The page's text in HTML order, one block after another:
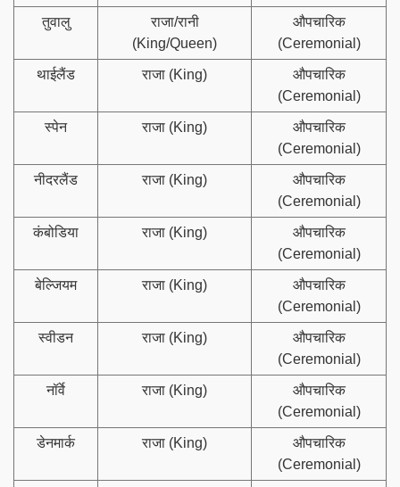
तुवालु
राजा/रानी
(King/Queen)
औपचारिक
(Ceremonial)
थाईलैंड राजा (King)
औपचारिक
(Ceremonial)
स्पेन राजा (King)
औपचारिक
(Ceremonial)
नीदरलैंड राजा (King)
औपचारिक
(Ceremonial)
कंबोडिया राजा (King)
औपचारिक
(Ceremonial)
बेल्जियम राजा (King)
औपचारिक
(Ceremonial)
स्वीडन राजा (King)
औपचारिक
(Ceremonial)
नॉर्वे राजा (King)
औपचारिक
(Ceremonial)
डेनमार्क राजा (King)
औपचारिक
(Ceremonial)